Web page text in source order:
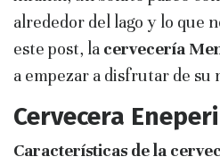
alrededor del lago y lo que
este post, la cervecería
a empezar a disfrutar de su
Cervecera Eneperi
Características de la